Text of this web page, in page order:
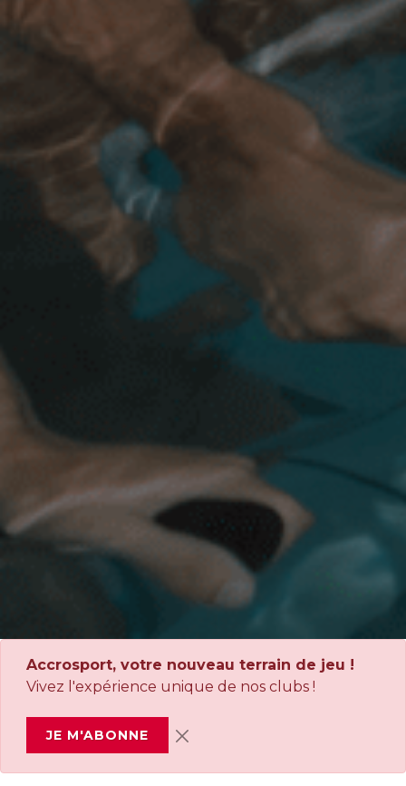
Accrosport, votre nouveau terrain de jeu !
Vivez l'expérience unique de nos clubs !
JE M'ABONNE